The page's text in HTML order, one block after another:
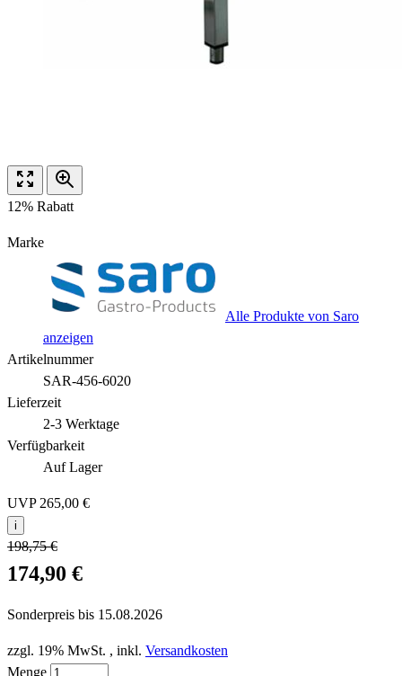
12% Rabatt
Marke
Alle Produkte von Saro
anzeigen
Artikelnummer
SAR-456-6020
Lieferzeit
2-3 Werktage
Verfügbarkeit
Auf Lager
UVP 265,00 €
i
198,75 €
174,90 €
Sonderpreis bis 15.08.2026
zzgl. 19% MwSt. , inkl. Versandkosten
Menge